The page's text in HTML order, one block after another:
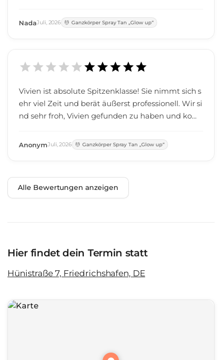
n! Herzliche Grüße & bis bald!
NadaJuli, 2026 Ganzkörper Spray Tan „Glow up“
Vivien ist absolute Spitzenklasse! Sie nimmt sich s
ehr viel Zeit und berät äußerst professionell. Wir si
nd sehr froh, Vivien gefunden zu haben und kom
AnonymJuli,2026 Ganzkörper Spray Tan „Glow up“
Alle Bewertungen anzeigen
Hier findet dein Termin statt
Hünistraße 7, Friedrichshafen, DE